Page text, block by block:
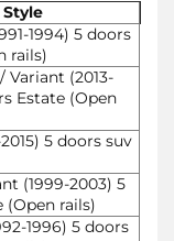
Style
1994) 5 doors
rails)
Variant (2013-
Estate (Open
5 doors suv
(1999-2003) 5
(Open rails)
1996) 5 doors